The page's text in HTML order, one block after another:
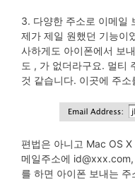
3. 다양한 주소로 이메일
제가 제일 원했던 기능이
사하게도 아이폰에서 보
도 , 가 없더라구요. 멀티
것 같습니다. 이곳에 주
편법은 아니고 Mac OS
메일주소에 id@xxx.com,
를 하면 아이폰 보내는